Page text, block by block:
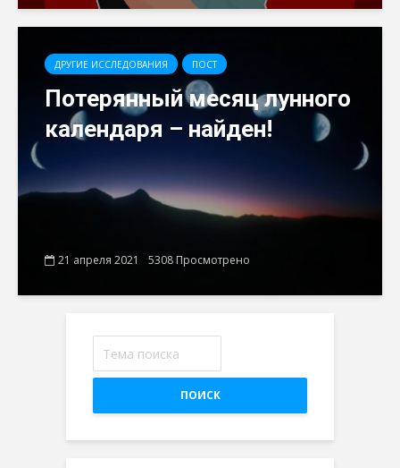
ДРУГИЕ ИССЛЕДОВАНИЯ ПОСТ
Потерянный месяц лунного
календаря – найден!
21 апреля 2021 5308 Просмотрено
ПОИСК